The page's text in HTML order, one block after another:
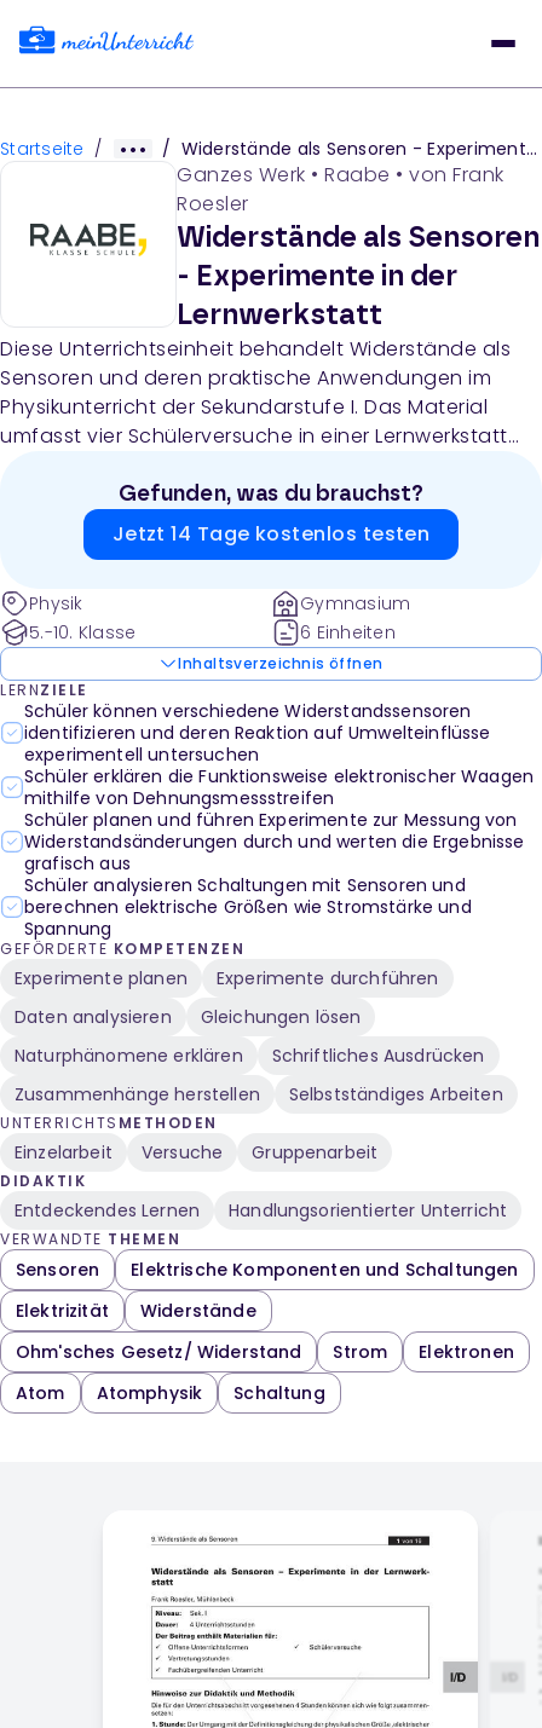
Startseite / / Widerstände als Sensoren - Experimente in der Lernwerkstatt
Ganzes Werk • Raabe • von Frank
Roesler
Widerstände als Sensoren
- Experimente in der
Lernwerkstatt
Diese Unterrichtseinheit behandelt Widerstände als
Sensoren und deren praktische Anwendungen im
Physikunterricht der Sekundarstufe I. Das Material
umfasst vier Schülerversuche in einer Lernwerkstatt
verschiedene Widerstandssensoren (Fotowiderstand,
Thermistor, Feuchtesensor, Kraftsensor) untersuchen,
die Funktionsweise elektronischer Waagen mit
Fototransistoren simulieren und die
Temperaturabhängigkeit von NTC-Widerständen
messen.
Gefunden, was du brauchst?
Jetzt 14 Tage kostenlos testen
Physik
5.-10. Klasse
Gymnasium
6 Einheiten
Inhaltsverzeichnis öffnen
LERNZIELE
Schüler können verschiedene Widerstandssensoren
identifizieren und deren Reaktion auf Umwelteinflüsse
experimentell untersuchen
Schüler erklären die Funktionsweise elektronischer Waagen
mithilfe von Dehnungsmessstreifen
Schüler planen und führen Experimente zur Messung von
Widerstandsänderungen durch und werten die Ergebnisse
grafisch aus
Schüler analysieren Schaltungen mit Sensoren und
berechnen elektrische Größen wie Stromstärke und
Spannung
GEFÖRDERTE KOMPETENZEN
Experimente planen
Experimente durchführen
Daten analysieren
Gleichungen lösen
Naturphänomene erklären
Schriftliches Ausdrücken
Zusammenhänge herstellen
Selbstständiges Arbeiten
UNTERRICHTS METHODEN
Einzelarbeit Versuche Gruppenarbeit
DIDAKTIK
Entdeckendes Lernen Handlungsorientierter Unterricht
VERWANDTE THEMEN
Sensoren
Elektrische Komponenten und Schaltungen
Elektrizität
Widerstände
Ohm'sches Gesetz/ Widerstand
Strom
Elektronen
Atom
Atomphysik Schaltung